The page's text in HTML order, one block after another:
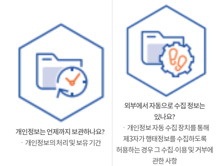
개인정보는 언제까지 보관하나요?
ㆍ개인정보의 처리 및 보유 기간
외부에서 자동으로 수집 정보는
있나요?
ㆍ개인정보 자동 수집 장치를 통해
제3자가 행태정보를 수집하도록
허용하는 경우 그 수집·이용 및 거부에
관한 사항